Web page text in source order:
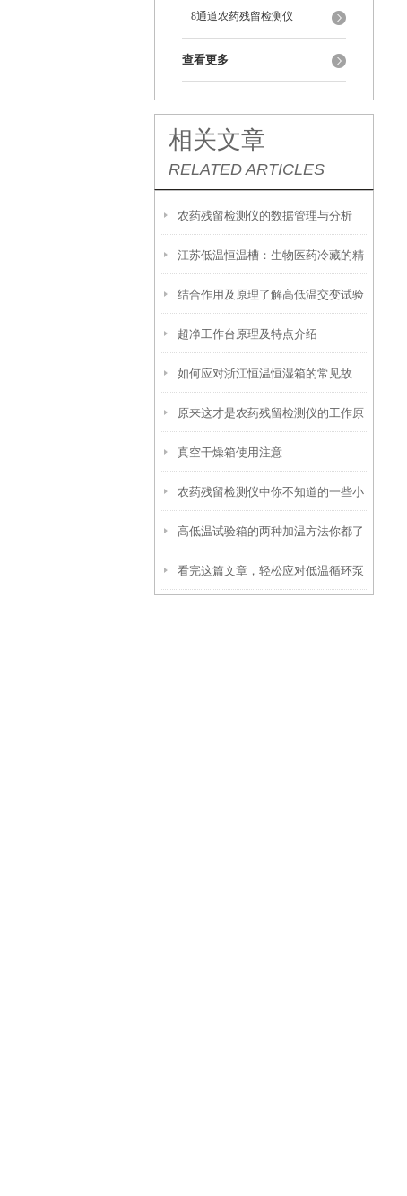
8通道农药残留检测仪
查看更多
相关文章
RELATED ARTICLES
农药残留检测仪的数据管理与分析
江苏低温恒温槽：生物医药冷藏的精
准控温设备
结合作用及原理了解高低温交变试验
箱
超净工作台原理及特点介绍
如何应对浙江恒温恒湿箱的常见故
障？
原来这才是农药残留检测仪的工作原
理实质！
真空干燥箱使用注意
农药残留检测仪中你不知道的一些小
细节
高低温试验箱的两种加温方法你都了
解吗？
看完这篇文章，轻松应对低温循环泵